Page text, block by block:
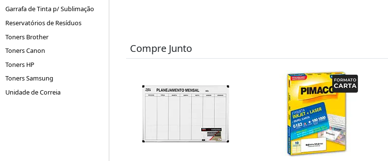
Garrafa de Tinta p/ Sublimação
Reservatórios de Resíduos
Toners Brother
Toners Canon
Toners HP
Toners Samsung
Unidade de Correia
Compre Junto